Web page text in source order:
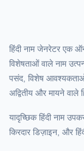
हिंदी नाम जेनरेटर एक
विशेषताओं वाले नाम
पसंद, विशेष
अद्वितीय और मायने वाले
यादृच्छिक हिंदी नाम
किरदार डिज़ाइन, और